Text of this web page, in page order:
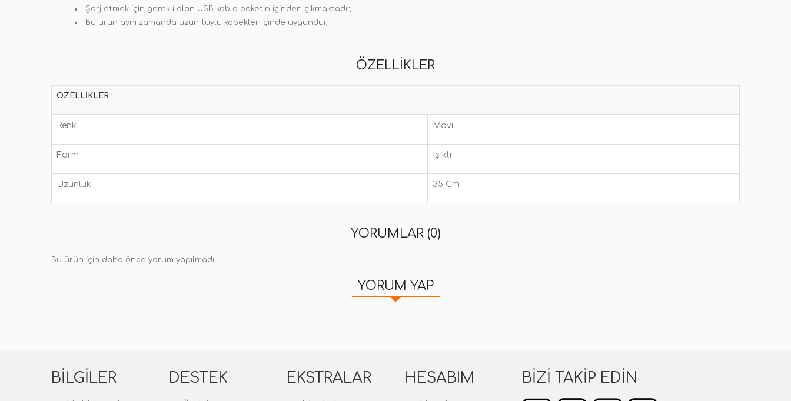
Şarj etmek için gerekli olan USB kablo paketin içinden çıkmaktadır,
Bu ürün aynı zamanda uzun tüylü köpekler içinde uygundur,
ÖZELLIKLER
ÖZELLIKLER
Renk Mavi
Form Işıklı
Uzunluk 35 Cm
YORUMLAR (0)
Bu ürün için daha önce yorum yapılmadı.
YORUM YAP
BILGILER DESTEK EKSTRALAR HESABIM BIZI TAKIP EDIN